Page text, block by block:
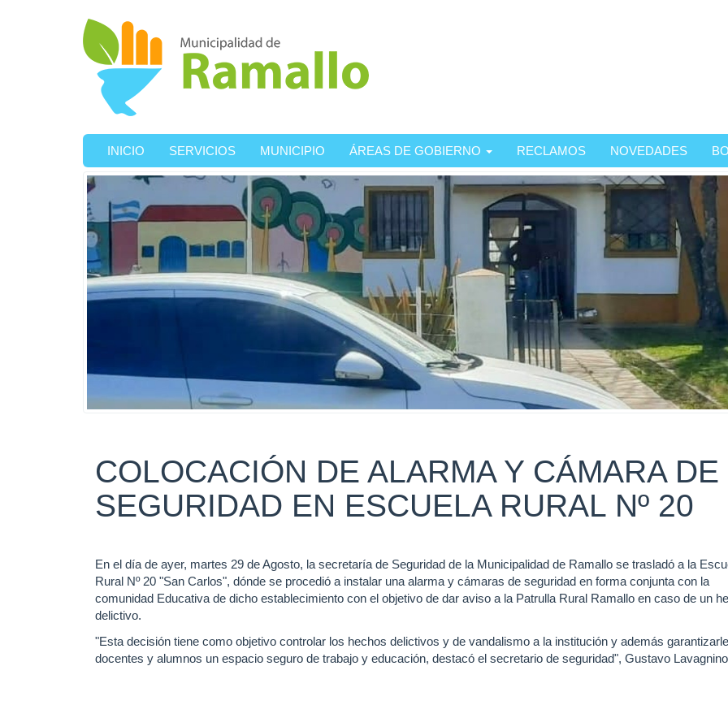
INICIO SERVICIOS MUNICIPIO ÁREAS DE GOBIERNO RECLAMOS NOVEDADES
COLOCACIÓN DE ALARMA Y CÁMARA DE
SEGURIDAD EN ESCUELA RURAL Nº 20
En el día de ayer, martes 29 de Agosto, la secretaría de Seguridad de la Municipalidad de Ramallo se trasladó a la
Rural Nº 20 "San Carlos", dónde se procedió a instalar una alarma y cámaras de seguridad en forma conjunta con la
comunidad Educativa de dicho establecimiento con el objetivo de dar aviso a la Patrulla Rural Ramallo en caso de un
delictivo.
"Esta decisión tiene como objetivo controlar los hechos delictivos y de vandalismo a la institución y además
docentes y alumnos un espacio seguro de trabajo y educación, destacó el secretario de seguridad", Gustavo